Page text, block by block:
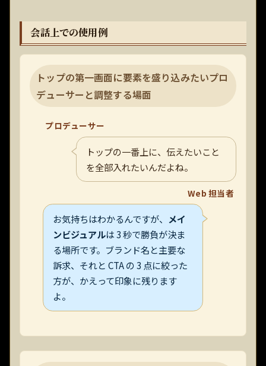
会話上での使用例
トップの第一画面に要素を盛り込みたいプロ
デューサーと調整する場面
プロデューサー
トップの一番上に、伝えたいこと
を全部入れたいんだよね。
Web 担当者
お気持ちはわかるんですが、 メイ
ンビジュアルは 3 秒で勝負が決ま
る場所です。ブランド名と主要な
訴求、それと CTA の 3 点に絞った
方が、かえって印象に残ります
よ。